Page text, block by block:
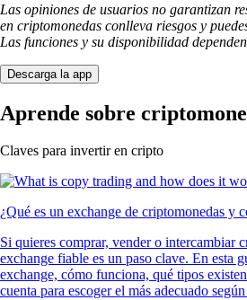
Las opiniones de usuarios no garantizan
en criptomonedas conlleva riesgos y
Las funciones y su disponibilidad
Descarga la app
Aprende sobre
Claves para invertir en cripto
¿Qué es un exchange de criptomonedas y
Si quieres comprar, vender o intercambiar
exchange fiable es un paso clave. En esta
exchange, cómo funciona, qué tipos
cuenta para escoger el más adecuado